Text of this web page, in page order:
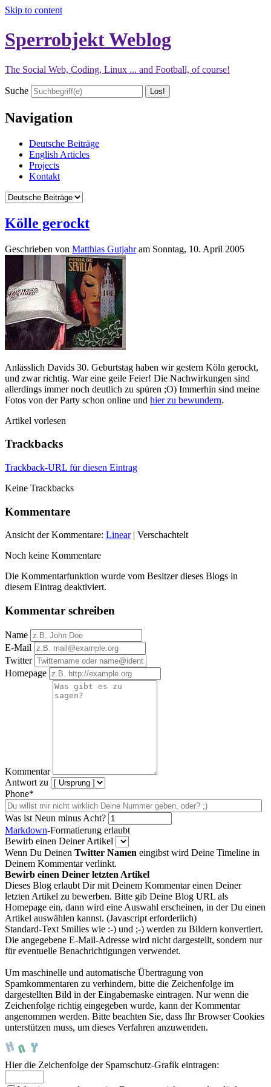
Skip to content
Sperrobjekt Weblog
The Social Web, Coding, Linux ... and Football, of course!
Suche
Navigation
Deutsche Beiträge
English Articles
Projects
Kontakt
Kölle gerockt
Geschrieben von Matthias Gutjahram Sonntag, 10. April 2005
Anlässlich Davids 30. Geburtstag haben wir gestern Köln gerockt,
und zwar richtig. War eine geile Feier! Die Nachwirkungen sind
allerdings immer noch deutlich zu spüren ;O) Immerhin sind meine
Fotos von der Party schon online und hier zu bewundern.
Artikel vorlesen
Trackbacks
Trackback-URL für diesen Eintrag
Keine Trackbacks
Kommentare
Ansicht der Kommentare: Linear| Verschachtelt
Noch keine Kommentare
Die Kommentarfunktion wurde vom Besitzer dieses Blogs in
diesem Eintrag deaktiviert.
Kommentar schreiben
Name
E-Mail
Twitter
Homepage
Kommentar
Antwort zu
Phone*
Was ist Neun minus Acht?
Markdown-Formatierung erlaubt
Bewirb einen Deiner Artikel
Wenn Du Deinen Twitter Namen eingibst wird Deine Timeline in
Deinem Kommentar verlinkt.
Bewirb einen Deiner letzten Artikel
Dieses Blog erlaubt Dir mit Deinem Kommentar einen Deiner
letzten Artikel zu bewerben. Bitte gib Deine Blog URL als
Homepage ein, dann wird eine Auswahl erscheinen, in der Du einen
Artikel auswählen kannst. (Javascript erforderlich)
Standard-Text Smilies wie :-) und ;-) werden zu Bildern konvertiert.
Die angegebene E-Mail-Adresse wird nicht dargestellt, sondern nur
für eventuelle Benachrichtigungen verwendet.
Um maschinelle und automatische Übertragung von
Spamkommentaren zu verhindern, bitte die Zeichenfolge im
dargestellten Bild in der Eingabemaske eintragen. Nur wenn die
Zeichenfolge richtig eingegeben wurde, kann der Kommentar
angenommen werden. Bitte beachten Sie, dass Ihr Browser Cookies
unterstützen muss, um dieses Verfahren anzuwenden.
Hier die Zeichenfolge der Spamschutz-Grafik eintragen: